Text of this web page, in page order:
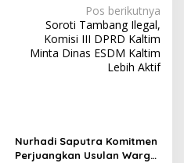
Pos berikutnya
Soroti Tambang Ilegal,
Komisi III DPRD Kaltim
Minta Dinas ESDM Kaltim
Lebih Aktif
Nurhadi Saputra Komitmen
Perjuangkan Usulan Warga